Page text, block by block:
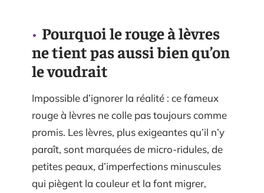
Pourquoi le rouge à lèvres
ne tient pas aussi bien qu’on
le voudrait
Impossible d’ignorer la réalité : ce fameux
rouge à lèvres ne colle pas toujours comme
promis. Les lèvres, plus exigeantes qu’il n’y
paraît, sont marquées de micro-ridules, de
petites peaux, d’imperfections minuscules
qui piègent la couleur et la font migrer,